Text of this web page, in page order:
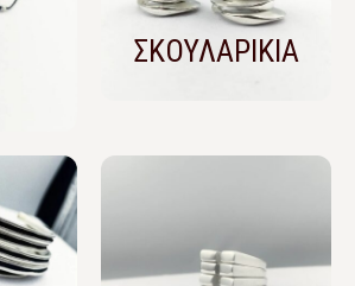
ΣΚΟΥΛΑΡΙΚΙΑ